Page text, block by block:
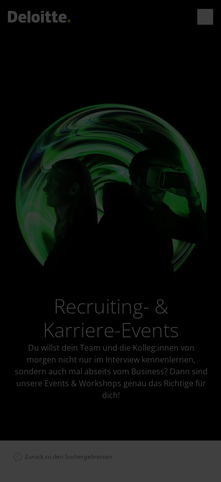
Recruiting- &
Karriere-Events
Du willst dein Team und die Kolleg:innen von
morgen nicht nur im Interview kennenlernen,
sondern auch mal abseits vom Business? Dann sind
unsere Events & Workshops genau das Richtige für
dich!
Zurück zu den Suchergebnissen